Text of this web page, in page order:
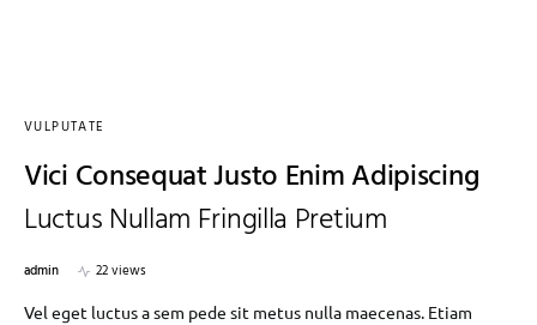
VULPUTATE
Vici Consequat Justo Enim Adipiscing
Luctus Nullam Fringilla Pretium
admin
22 views
Vel eget luctus a sem pede sit metus nulla maecenas. Etiam